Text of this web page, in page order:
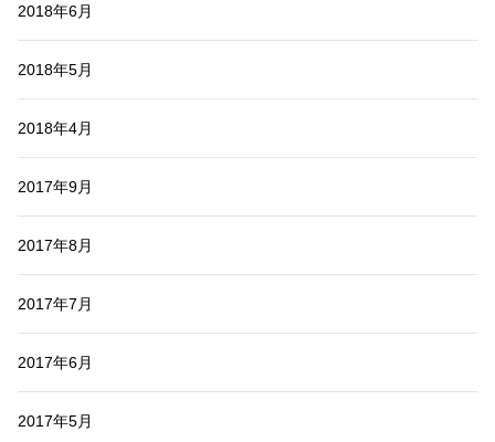
2018年6月
2018年5月
2018年4月
2017年9月
2017年8月
2017年7月
2017年6月
2017年5月